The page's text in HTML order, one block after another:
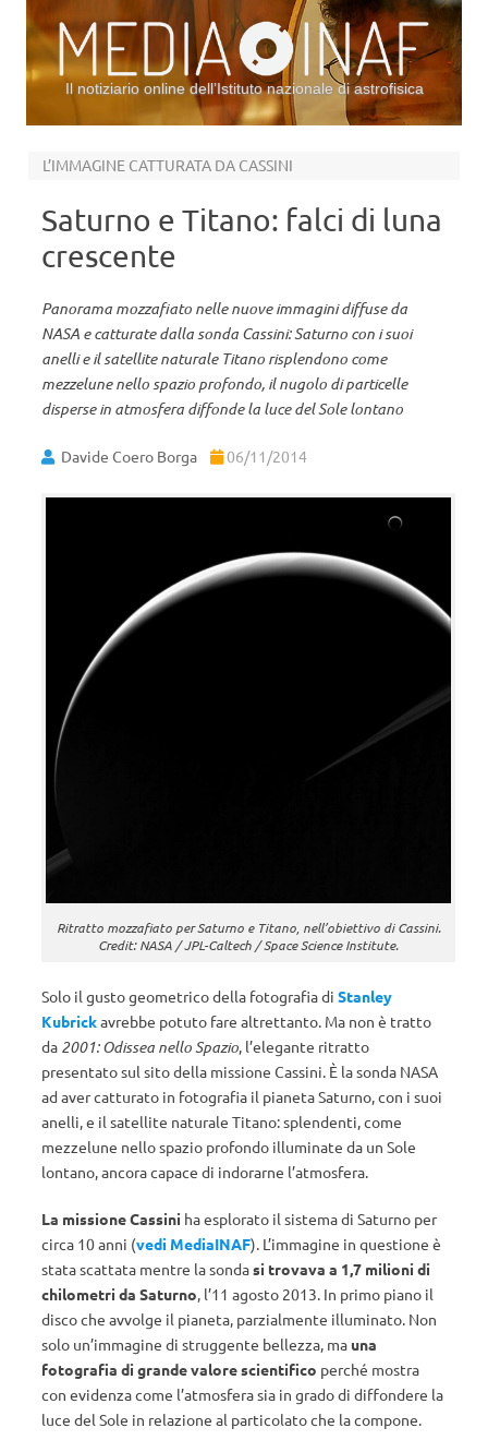
Il notiziario online dell’Istituto nazionale di astrofisica
L’IMMAGINE CATTURATA DA CASSINI
Saturno e Titano: falci di luna
crescente
Panorama mozzafiato nelle nuove immagini diffuse da
NASA e catturate dalla sonda Cassini: Saturno con i suoi
anelli e il satellite naturale Titano risplendono come
mezzelune nello spazio profondo, il nugolo di particelle
disperse in atmosfera diffonde la luce del Sole lontano
Davide Coero Borga 06/11/2014
Ritratto mozzafiato per Saturno e Titano, nell’obiettivo di Cassini.
Credit: NASA / JPL-Caltech / Space Science Institute.
Solo il gusto geometrico della fotografia di Stanley
Kubrickavrebbe potuto fare altrettanto. Ma non è tratto
da 2001: Odissea nello Spazio, l’elegante ritratto
presentato sul sito della missione Cassini. È la sonda NASA
ad aver catturato in fotografia il pianeta Saturno, con i suoi
anelli, e il satellite naturale Titano: splendenti, come
mezzelune nello spazio profondo illuminate da un Sole
lontano, ancora capace di indorarne l’atmosfera.
La missione Cassini ha esplorato il sistema di Saturno per
circa 10 anni (vedi MediaINAF). L’immagine in questione è
stata scattata mentre la sondasi trovava a 1,7 milioni di
chilometri da Saturno, l’11 agosto 2013. In primo piano il
disco che avvolge il pianeta, parzialmente illuminato. Non
solo un’immagine di struggente bellezza, ma una
fotografia di grande valore scientifico perché mostra
con evidenza come l’atmosfera sia in grado di diffondere la
luce del Sole in relazione al particolato che la compone.